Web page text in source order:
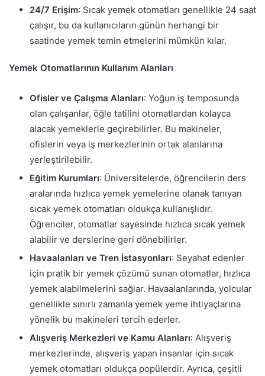
24/7 Erişim: Sıcak yemek otomatları genellikle 24 saat
çalışır, bu da kullanıcıların günün herhangi bir
saatinde yemek temin etmelerini mümkün kılar.
Yemek Otomatlarının Kullanım Alanları
Ofisler ve Çalışma Alanları: Yoğun iş temposunda
olan çalışanlar, öğle tatilini otomatlardan kolayca
alacak yemeklerle geçirebilirler. Bu makineler,
ofislerin veya iş merkezlerinin ortak alanlarına
yerleştirilebilir.
Eğitim Kurumları: Üniversitelerde, öğrencilerin ders
aralarında hızlıca yemek yemelerine olanak tanıyan
sıcak yemek otomatları oldukça kullanışlıdır.
Öğrenciler, otomatlar sayesinde hızlıca sıcak yemek
alabilir ve derslerine geri dönebilirler.
Havaalanları ve Tren İstasyonları: Seyahat edenler
için pratik bir yemek çözümü sunan otomatlar, hızlıca
yemek alabilmelerini sağlar. Havaalanlarında, yolcular
genellikle sınırlı zamanla yemek yeme ihtiyaçlarına
yönelik bu makineleri tercih ederler.
Alışveriş Merkezleri ve Kamu Alanları: Alışveriş
merkezlerinde, alışveriş yapan insanlar için sıcak
yemek otomatları oldukça popülerdir. Ayrıca, çeşitli